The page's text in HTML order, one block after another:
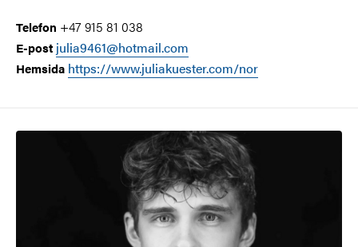
Telefon +47 915 81 038
E-post julia9461@hotmail.com
Hemsida https://www.juliakuester.com/nor